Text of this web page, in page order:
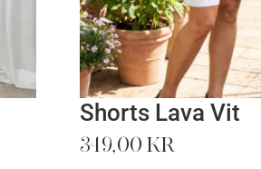
Shorts Lava Vit
349,00kr